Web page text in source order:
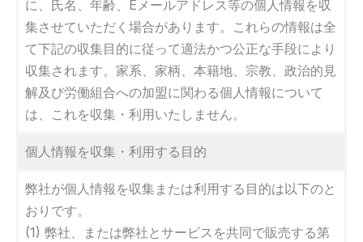
に、氏名、年齢、Eメールアドレス等の個人情報を収
集させていただく場合があります。これらの情報は全
て下記の収集目的に従って適法かつ公正な手段により
収集されます。家系、家柄、本籍地、宗教、政治的見
解及び労働組合への加盟に関わる個人情報について
は、これを収集・利用いたしません。
個人情報を収集・利用する目的
弊社が個人情報を収集または利用する目的は以下のと
おりです。
(1) 弊社、または弊社とサービスを共同で販売する第